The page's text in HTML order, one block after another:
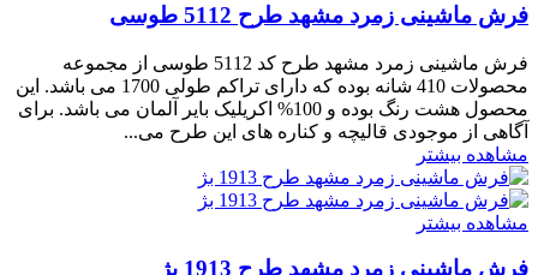
فرش ماشینی زمرد مشهد طرح 5112 طوسی
فرش ماشینی زمرد مشهد طرح کد 5112 طوسی از مجموعه
محصولات 410 شانه بوده که دارای تراکم طولی 1700 می باشد. این
محصول هشت رنگ بوده و 100% اکریلیک بایر آلمان می باشد. برای
آگاهی از موجودی قالیچه و کناره های این طرح می...
مشاهده بیشتر
مشاهده بیشتر
فرش ماشینی زمرد مشهد طرح 1913 بژ